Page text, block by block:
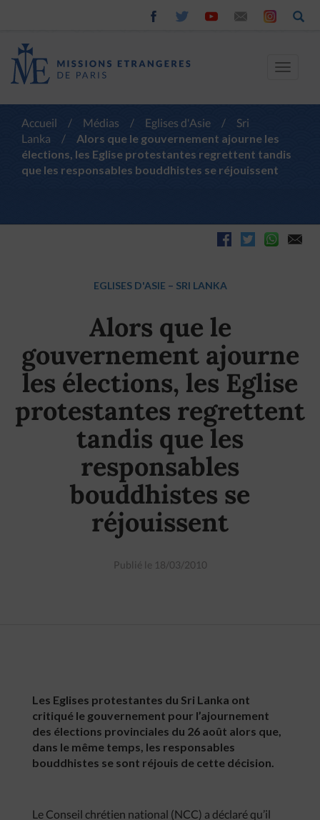
Toggle
Accueil / Médias / Eglises d'Asie /
Sri
Lanka
/
Alors que le gouvernement ajourne les
élections, les Eglise protestantes regrettent tandis
que les responsables bouddhistes se réjouissent
EGLISES D'ASIE – SRI LANKA
Alors que le
gouvernement ajourne
les élections, les Eglise
protestantes regrettent
tandis que les
responsables
bouddhistes se
réjouissent
Publié le 18/03/2010
Les Eglises protestantes du Sri Lanka ont
critiqué le gouvernement pour l’ajournement
des élections provinciales du 26 août alors que,
dans le même temps, les responsables
bouddhistes se sont réjouis de cette décision.
Le Conseil chrétien national (NCC) a déclaré qu’il